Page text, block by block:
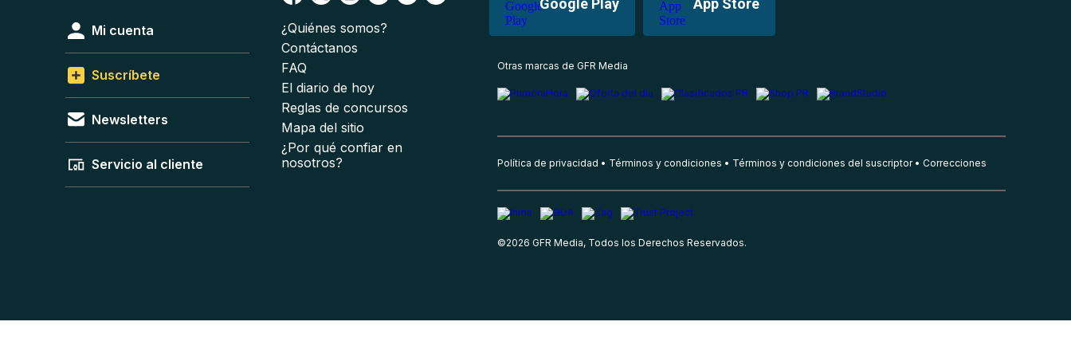
Google Play App Store
Mi cuenta
Suscríbete
Newsletters
Servicio al cliente
¿Quiénes somos?
Contáctanos
FAQ
El diario de hoy
Reglas de concursos
Mapa del sitio
¿Por qué confiar en
nosotros?
Otras marcas de GFR Media
Política de privacidad Términos y condiciones Términos y condiciones del suscriptor Correcciones
©2026 GFR Media, Todos los Derechos Reservados.